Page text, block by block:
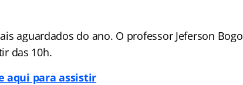
aguardados do ano. O professor Jeferson Bogo
das 10h.
aqui para assistir